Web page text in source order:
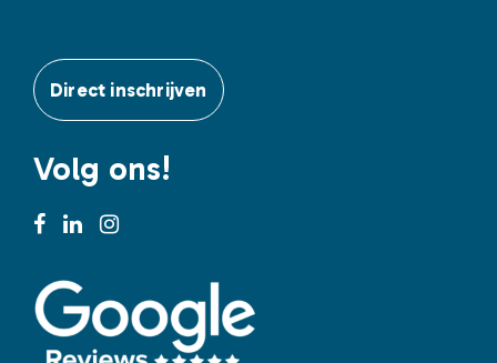
Direct inschrijven
Volg ons!